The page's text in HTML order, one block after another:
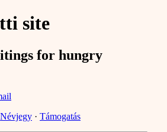
site
for hungry
Névjegy · Támogatás